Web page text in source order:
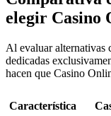
elegir Casino
Al evaluar alternativas
dedicadas
hacen que Casino
Característica